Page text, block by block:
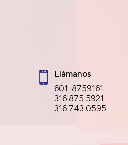

Llámanos
601 8759161
316 875 5921
316 743 0595